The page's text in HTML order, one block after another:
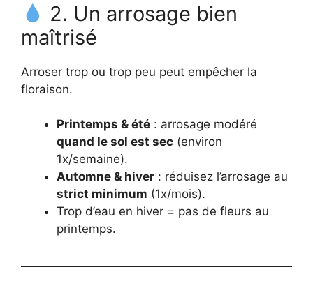
2. Un arrosage bien
maîtrisé
Arroser trop ou trop peu peut empêcher la
floraison.
Printemps & été : arrosage modéré
quand le sol est sec (environ
1x/semaine).
Automne & hiver : réduisez l’arrosage au
strict minimum (1x/mois).
Trop d’eau en hiver = pas de fleurs au
printemps.